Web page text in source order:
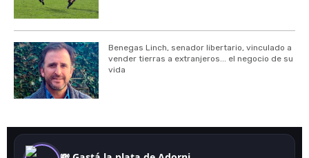
Benegas Linch, senador libertario, vinculado a
vender tierras a extranjeros... el negocio de su
vida